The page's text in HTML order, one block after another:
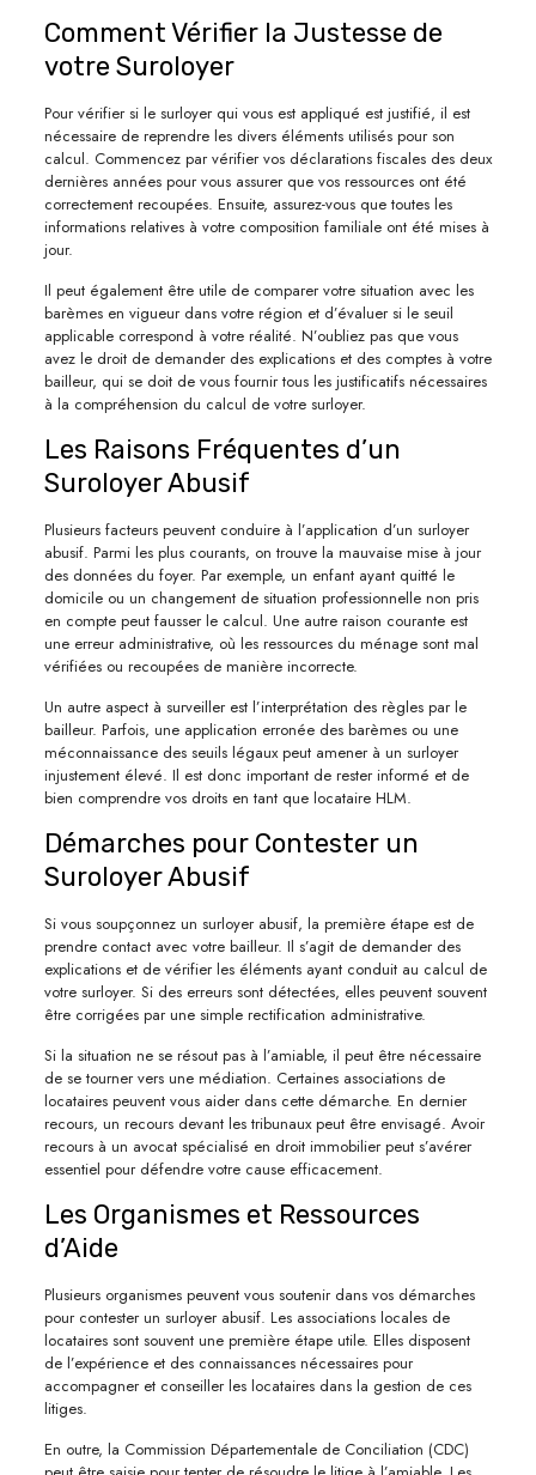
Comment Vérifier la Justesse de
votre Suroloyer
Pour vérifier si le surloyer qui vous est appliqué est justifié, il est
nécessaire de reprendre les divers éléments utilisés pour son
calcul. Commencez par vérifier vos déclarations fiscales des deux
dernières années pour vous assurer que vos ressources ont été
correctement recoupées. Ensuite, assurez-vous que toutes les
informations relatives à votre composition familiale ont été mises à
jour.
Il peut également être utile de comparer votre situation avec les
barèmes en vigueur dans votre région et d’évaluer si le seuil
applicable correspond à votre réalité. N’oubliez pas que vous
avez le droit de demander des explications et des comptes à votre
bailleur, qui se doit de vous fournir tous les justificatifs nécessaires
à la compréhension du calcul de votre surloyer.
Les Raisons Fréquentes d’un
Suroloyer Abusif
Plusieurs facteurs peuvent conduire à l’application d’un surloyer
abusif. Parmi les plus courants, on trouve la mauvaise mise à jour
des données du foyer. Par exemple, un enfant ayant quitté le
domicile ou un changement de situation professionnelle non pris
en compte peut fausser le calcul. Une autre raison courante est
une erreur administrative, où les ressources du ménage sont mal
vérifiées ou recoupées de manière incorrecte.
Un autre aspect à surveiller est l’interprétation des règles par le
bailleur. Parfois, une application erronée des barèmes ou une
méconnaissance des seuils légaux peut amener à un surloyer
injustement élevé. Il est donc important de rester informé et de
bien comprendre vos droits en tant que locataire HLM.
Démarches pour Contester un
Suroloyer Abusif
Si vous soupçonnez un surloyer abusif, la première étape est de
prendre contact avec votre bailleur. Il s’agit de demander des
explications et de vérifier les éléments ayant conduit au calcul de
votre surloyer. Si des erreurs sont détectées, elles peuvent souvent
être corrigées par une simple rectification administrative.
Si la situation ne se résout pas à l’amiable, il peut être nécessaire
de se tourner vers une médiation. Certaines associations de
locataires peuvent vous aider dans cette démarche. En dernier
recours, un recours devant les tribunaux peut être envisagé. Avoir
recours à un avocat spécialisé en droit immobilier peut s’avérer
essentiel pour défendre votre cause efficacement.
Les Organismes et Ressources
d’Aide
Plusieurs organismes peuvent vous soutenir dans vos démarches
pour contester un surloyer abusif. Les associations locales de
locataires sont souvent une première étape utile. Elles disposent
de l’expérience et des connaissances nécessaires pour
accompagner et conseiller les locataires dans la gestion de ces
litiges.
En outre, la Commission Départementale de Conciliation (CDC)